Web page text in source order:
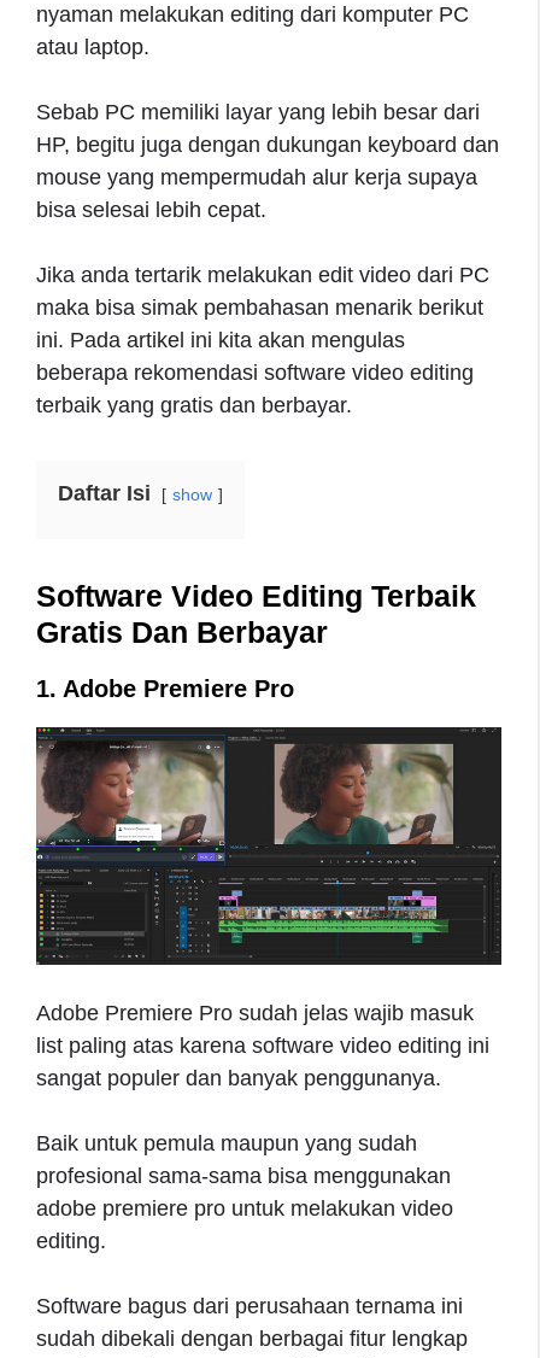
nyaman melakukan editing dari komputer PC
atau laptop.
Sebab PC memiliki layar yang lebih besar dari
HP, begitu juga dengan dukungan keyboard dan
mouse yang mempermudah alur kerja supaya
bisa selesai lebih cepat.
Jika anda tertarik melakukan edit video dari PC
maka bisa simak pembahasan menarik berikut
ini. Pada artikel ini kita akan mengulas
beberapa rekomendasi software video editing
terbaik yang gratis dan berbayar.
Daftar Isi show
Software Video Editing Terbaik
Gratis Dan Berbayar
1. Adobe Premiere Pro
Adobe Premiere Pro sudah jelas wajib masuk
list paling atas karena software video editing ini
sangat populer dan banyak penggunanya.
Baik untuk pemula maupun yang sudah
profesional sama-sama bisa menggunakan
adobe premiere pro untuk melakukan video
editing.
Software bagus dari perusahaan ternama ini
sudah dibekali dengan berbagai fitur lengkap